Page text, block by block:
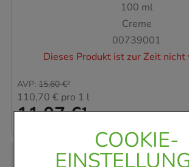
COOKIE-
100 ml
Creme
00739001
Dieses Produkt ist zur Zeit nicht
11,07 €¹
AVP: 15,60 €²
110,70 € pro 1 l